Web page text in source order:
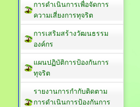
การดำเนินการเพื่อจัดการ
ความเสี่ยงการทุจริต
การเสริมสร้างวัฒนธรรม
องค์กร
แผนปฏิบัติการป้องกันการ
ทุจริต
รายงานการกำกับติดตาม
การดำเนินการป้องกันการ